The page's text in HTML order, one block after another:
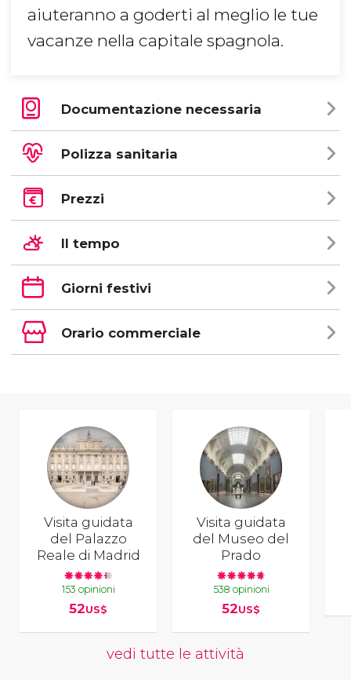
aiuteranno a goderti al meglio le tue
vacanze nella capitale spagnola.
Documentazione necessaria
Polizza sanitaria
Prezzi
Il tempo
Giorni festivi
Orario commerciale
Visita guidata
del Palazzo
Reale di Madrid
153 opinioni
52US$
Visita guidata
del Museo del
Prado
538 opinioni
52US$
vedi tutte le attività